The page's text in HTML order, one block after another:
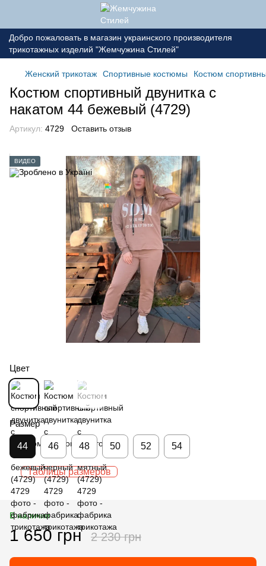
Добро пожаловать в магазин украинского производителя
трикотажных изделий "Жемчужина Стилей"
Женский трикотаж Спортивные костюмы Костюм
Костюм спортивный двунитка с
накатом 44 бежевый (4729)
Артикул: 4729 Оставить отзыв
ВИДЕО
Цвет
Размер
44 46 48 50 52 54
Таблицы размеров
В наличии
1 650 грн 2 230 грн